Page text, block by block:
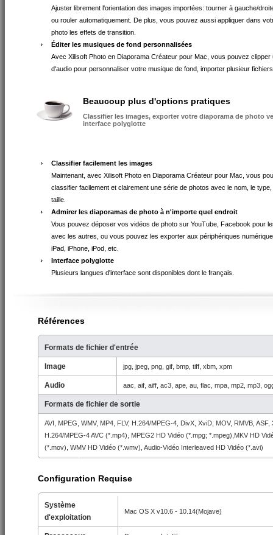
Ajuster librement l'orientation des images importées: tourner à gauche/
ou rouler automatiquement. De plus, vous pouvez aussi appliquer dans
photo les effets de transition.
Éditer les musiques de fond personnalisées
Avec Xilisoft Photo en Diaporama Créateur pour Mac, vous pouvez clipper
d'audio pour personnaliser votre musique de fond, importer plusieur
Beaucoup plus d'options pratiques
Classifier les images, exporter votre diaporama de photo
interface polyglotte
Classifier facilement les images
Maintenant, avec Xilisoft Photo en Diaporama Créateur pour Mac, vous
classifier facilement et clairement une série de photos avec le nom, le type,
taille.
Admirer les diaporamas de photo à n'importe quel endroit
Vous pouvez déposer vos vidéos de photo sur YouTube, Facebook pour
avec les autres, ou vous pouvez les exporter aux périphériques
iPad, iPhone, iPod, etc.
Interface polyglotte
Plusieurs langues d'interface sont disponibles dont le français.
Références
Formats de fichier d'entrée
Image jpg, jpeg, png, gif, bmp, tiff, xbm, xpm
Audio aac, aif, aiff, ac3, ape, au, flac, mpa, mp2, mp3,
Formats de fichier de sortie
AVI, MPEG, WMV, MP4, FLV, H.264/MPEG-4, DivX, XviD, MOV, RMVB,
H.264/MPEG-4 AVC (*.mp4), MPEG2 HD Vidéo (*.mpg; *.mpeg),MKV HD
(*.mov), WMV HD Vidéo (*.wmv), Audio-Vidéo Interleaved HD Vidéo (*.avi)
Configuration Requise
Système
d'exploitation
Mac OS X v10.6 - 10.14(Mojave)